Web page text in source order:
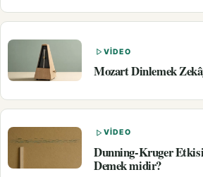
VIDEO
Mozart Dinlemek
VIDEO
Dunning-Kruger
Demek midir?